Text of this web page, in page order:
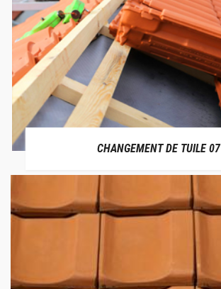
CHANGEMENT DE TUILE 07